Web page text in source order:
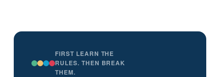
FIRST LEARN THE
RULES. THEN BREAK
THEM.